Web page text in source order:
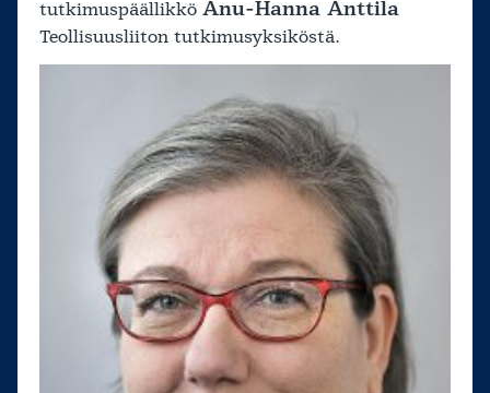
tutkimuspäällikkö Anu-Hanna Anttila
Teollisuusliiton tutkimusyksiköstä.